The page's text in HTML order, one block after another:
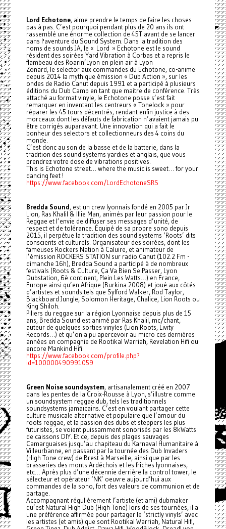
Lord Echotone, aime prendre le temps de faire les choses
pas à pas. C’est pourquoi pendant plus de 20 ans ils ont
rassemblé une énorme collection de 45T avant de se lancer
dans l'aventure du Sound System. Dans la tradition des
noms de sounds JA, le « Lord » Echotone est le sound
résident des soirées Yard Vibration à Corbas et a repris le
flambeau des Roarin’Lyon en plein air à Lyon
Zonard, le selector aux commandes du Echotone, co-anime
depuis 2014 la mythique émission « Dub Action », sur les
ondes de Radio Canut depuis 1991 et a participé à plusieurs
éditions du Dub Camp en tant que maitre de conférence. Très
attaché au format vinyle, le Echotone posse s’est fait
remarquer en inventant les centreurs « Tonelock » pour
réparer les 45 tours décentrés, rendant enfin justice à des
morceaux dont les défauts de fabrication n’avaient jamais pu
être corrigés auparavant. Une innovation qui a fait le
bonheur des selectors et collectionneurs des 4 coins du
monde.
C’est donc au son de la basse et de la batterie, dans la
tradition des sound systems yardies et anglais, que vous
prendrez votre dose de vibrations positives.
This is Echotone street… where the music is sweet… for your
dancing feet !
https://www.facebook.com/LordEchotoneSRS
Bredda Sound, est un crew lyonnais fondé en 2005 par Jr
Lion, Ras Khalil & Illie Man, animés par leur passion pour le
Reggae et l’envie de diffuser ses messages d’unité, de
respect et de tolérance. Équipé de sa propre sono depuis
2015, il perpétue la tradition des sound systems ‘Roots’ dits
conscients et culturels. Organisateur des soirées, dont les
fameuses Rockers Nation à Caluire, et animateur de
l’émission ROCKERS STATION sur radio Canut (102.2 Fm -
dimanche 16h), Bredda Sound a participé à de nombreux
festivals (Roots & Culture, Ça Va Bien Se Passer, Lyon
Dubstation, 6è continent, Plein Les Watts…) en France,
Europe ainsi qu’en Afrique (Burkina 2008) et joué aux côtés
d’artistes et sounds tels que Sylford Walker, Rod Taylor,
Blackboard Jungle, Solomon Heritage, Chalice, Lion Roots ou
King Shiloh.
Piliers du reggae sur la région Lyonnaise depuis plus de 15
ans, Bredda Sound est animé par Ras Khalil, mc/chant,
auteur de quelques sorties vinyles (Lion Roots, Livity
Records…) et qu’on a pu apercevoir au micro ces dernières
années en compagnie de Rootikal Warriah, Revelation Hifi ou
encore Mankind Hifi.
https://www.facebook.com/profile.php?
id=100000490991059
Green Noise soundsystem, artisanalement créé en 2007
dans les pentes de la Croix-Rousse à Lyon, s’illustre comme
un soundsystem reggae dub, tels les traditionnels
soundsystems jamaïcains. C’est en voulant partager cette
culture musicale alternative et populaire que l’amour du
roots reggae, et la passion des dubs et steppers les plus
futuristes, se voient puissamment sonorisés par les 8kWatts
de caissons DIY. Et ce, depuis des plages sauvages
Camarguaises jusqu’au chapiteau du Karnaval Humanitaire à
Villeurbanne, en passant par la tournée des Dub Invaders
(High Tone crew) de Brest à Marseille, ainsi que par les
brasseries des monts Ardéchois et les friches lyonnaises,
etc… Après plus d’une décennie derrière la control tower, le
sélecteur et opérateur ‘NK’ oeuvre aujourd’hui aux
commandes de la sono, fort des valeurs de communion et de
partage.
Accompagnant régulièrement l’artiste (et ami) dubmaker
qu’est Natural High Dub (High Tone) lors de ses tournées, il a
une préférence affirmée pour partager le ‘strictly vinyls’ avec
les artistes (et amis) que sont Rootikal Warriah, Natural Hifi,